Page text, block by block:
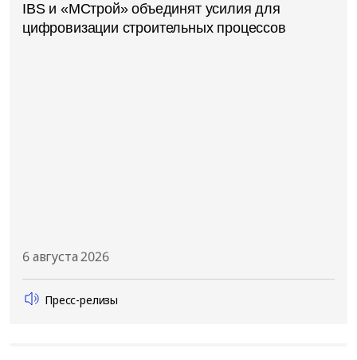
IBS и «МСтрой» объединят усилия для
цифровизации строительных процессов
6 августа 2026
Пресс-релизы